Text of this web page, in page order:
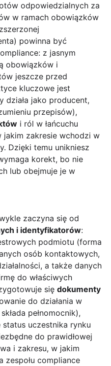
odpowiedzialnych za
w ramach obowiązków
powinna być
z jasnym
obowiązków i
jeszcze przed
kluczowe jest
działa jako producent,
przepisów),
i ról w łańcuchu
zakresie wchodzi w
Dzięki temu unikniesz
korekt, bo nie
lub obejmuje je w
zaczyna się od
i identyfikatorów:
podmiotu (forma
osób kontaktowych,
a także danych
do właściwych
się dokumenty
do działania w
pełnomocnik),
uczestnika rynku
do prawidłowej
i zakresu, w jakim
zespołu compliance